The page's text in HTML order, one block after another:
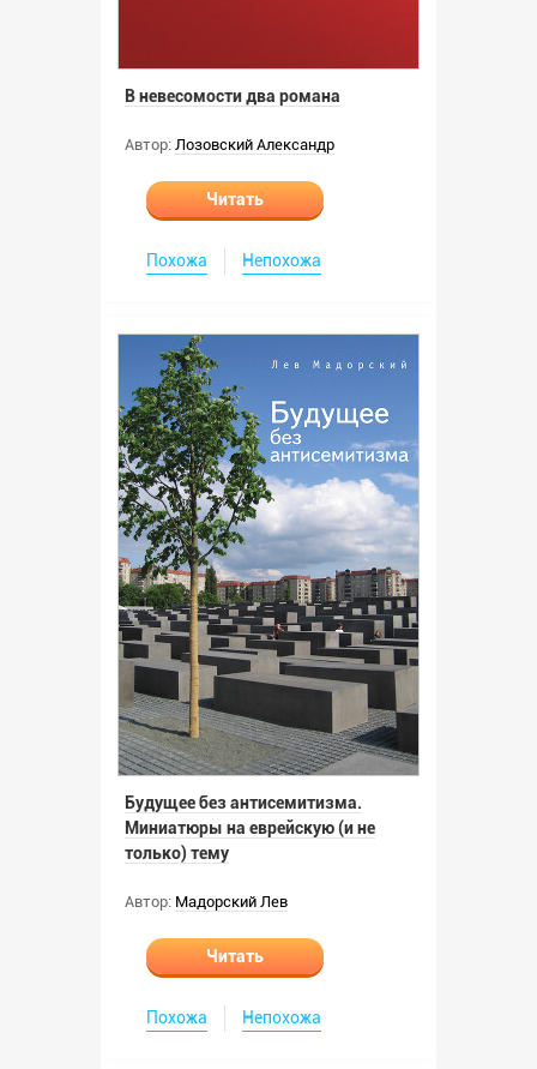
В невесомости два романа
Автор: Лозовский Александр
Читать
Похожа Непохожа
Будущее без антисемитизма.
Миниатюры на еврейскую (и не
только) тему
Автор: Мадорский Лев
Читать
Похожа Непохожа